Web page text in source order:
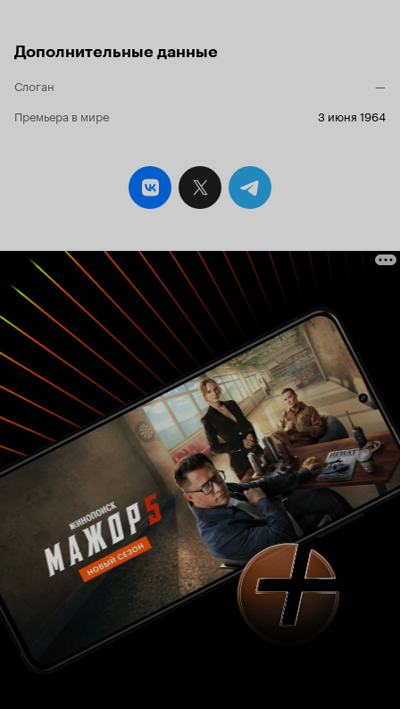
Дополнительные данные
Слоган
—
Премьера в мире
3 июня 1964